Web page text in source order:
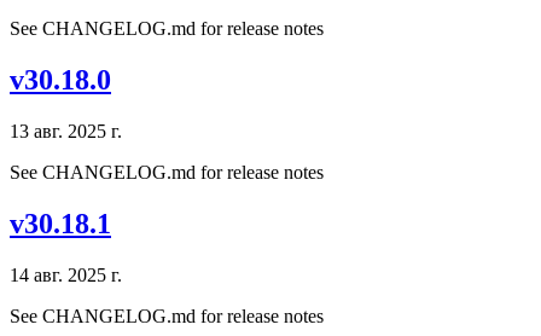
See CHANGELOG.md for release notes
v30.18.0
13 авг. 2025 г.
See CHANGELOG.md for release notes
v30.18.1
14 авг. 2025 г.
See CHANGELOG.md for release notes